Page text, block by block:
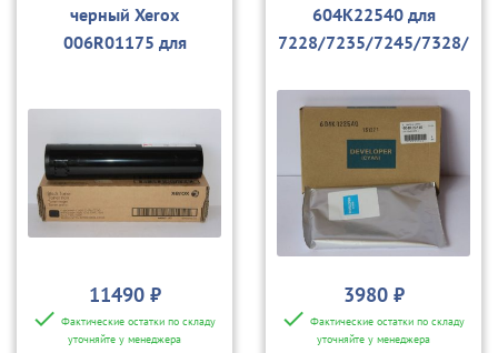
черный Xerox
006R01175 для
11490 ₽
Фактические остатки по складу
уточняйте у менеджера
604K22540 для
7228/7235/7245/7328/
3980 ₽
Фактические остатки по складу
уточняйте у менеджера